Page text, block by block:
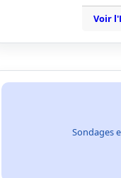
Voir
Sondages